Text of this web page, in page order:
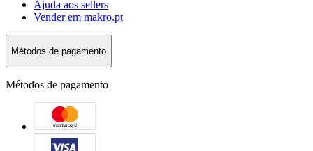
Ajuda aos sellers
Vender em makro.pt
Métodos de pagamento
Métodos de pagamento